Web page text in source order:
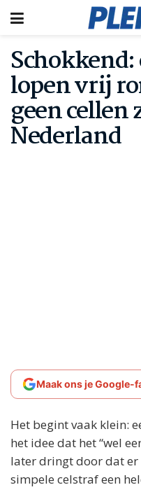
lopen vrij
geen
Nederland
Maak ons je Google-
Het begint vaak klein:
het idee dat het “wel
later dringt door dat er
simpele celstraf een